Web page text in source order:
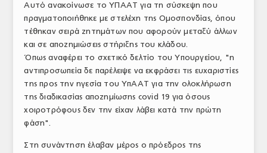
ΕΥΡΩΠΑΪΚΗ ΝΟΜΟΘΕΣΙΑ
ΤΟ ΠΕΡΙΟΔΙΚΟ
Profile
ΑΡΧΕΙΟ ΤΕΥΧΩΝ
ΣΥΝΕΔΡΙΟ ΚΡΕΑΤΟΣ
Αυτό ανακοίνωσε το ΥΠΑΑΤ για τη σύσκεψη που
πραγματοποιήθηκε με στελέχη της Ομοσπονδίας, όπου
τέθηκαν σειρά ζητημάτων που αφορούν μεταξύ άλλων
και σε αποζημιώσεις στήριξης του κλάδου.
Όπως αναφέρει το σχετικό δελτίο του Υπουργείου, "η
αντιπροσωπεία δε παρέλειψε να εκφράσει τις ευχαριστίες
της προς την ηγεσία του ΥπΑΑΤ για την ολοκλήρωση
της διαδικασίας αποζημίωσης covid 19 για όσους
χοιροτρόφους δεν την είχαν λάβει κατά την πρώτη
φάση".
Στη συνάντηση έλαβαν μέρος ο πρόεδρος της